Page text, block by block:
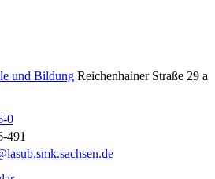
und Bildung Reichenhainer Straße 29 a
0
491